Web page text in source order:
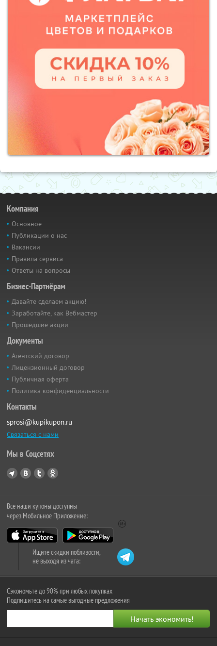
Компания
Основное
Публикации о нас
Вакансии
Правила сервиса
Ответы на вопросы
Бизнес-Партнёрам
Давайте сделаем акцию!
Заработайте, как Вебмастер
Прошедшие акции
Документы
Агентский договор
Лицензионный договор
Публичная оферта
Политика конфиденциальности
Контакты
sprosi@kupikupon.ru
Связаться с нами
Мы в Соцсетях
Все наши купоны доступны
через Мобильное Приложение:
Ищите скидки поблизости,
не выходя из чата:
Сэкономьте до 90% при любых покупках
Подпишитесь на самые выгодные предложения